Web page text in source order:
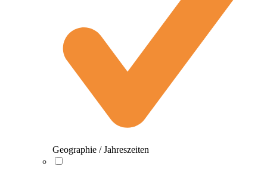
Geographie / Jahreszeiten